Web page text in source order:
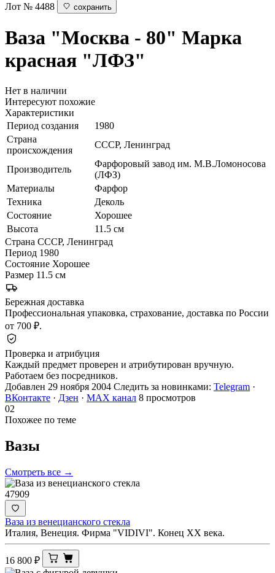
Лот № 4488
сохранить
Ваза "Москва - 80" Марка
красная "ЛФЗ"
Нет в наличии
Интересуют похожие
Характеристики
Период создания
1980
Страна
происхождения
СССР, Ленинград
Производитель
Фарфоровый завод им. М.В.Ломоносова
(ЛФЗ)
Материалы
Фарфор
Техника
Деколь
Состояние
Хорошее
Высота
11.5 см
Страна СССР, Ленинград
Период 1980
Состояние Хорошее
Размер 11.5 см
Бережная доставка
Профессиональная упаковка, страхование, доставка по России
от 700 ₽.
Проверка и атрибуция
Каждый предмет проверен и атрибутирован вручную.
Работаем без посредников.
Добавлен 29 ноября 2004 Следить за новинками: Telegram ·
ВКонтакте · Дзен · MAX канал 8 просмотров
02
Похожее по теме
Вазы
Смотреть все →
47909
Ваза из венецианского стекла
Италия, Венеция. Фирма "VIDIVI". Конец ХХ века.
16 800 ₽